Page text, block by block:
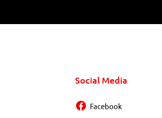
Social Media
Facebook